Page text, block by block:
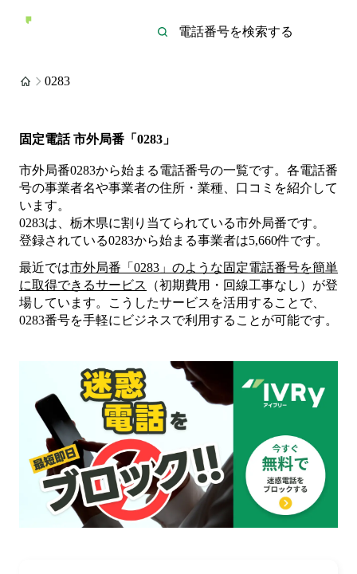
0283
固定電話 市外局番「0283」
市外局番0283から始まる電話番号の一覧です。各電話番
号の事業者名や事業者の住所・業種、口コミを紹介して
います。
0283は、栃木県に割り当てられている市外局番です。
登録されている0283から始まる事業者は5,660件です。
最近では市外局番「 0283 」のような固定電話番号を簡単
に取得できるサービス
（初期費用・回線工事なし）が登
場しています。こうしたサービスを活用することで、
0283番号を手軽にビジネスで利用することが可能です。